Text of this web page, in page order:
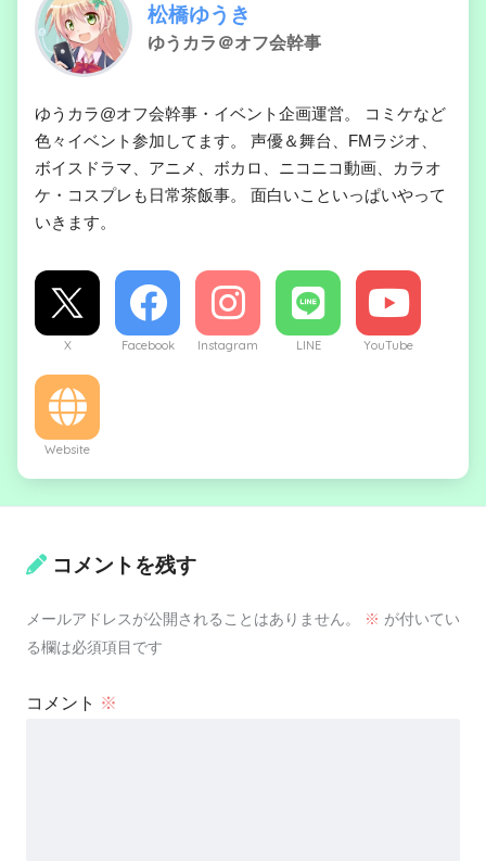
松橋ゆうき
ゆうカラ＠オフ会幹事
ゆうカラ@オフ会幹事・イベント企画運営。 コミケなど
色々イベント参加してます。 声優＆舞台、FMラジオ、
ボイスドラマ、アニメ、ボカロ、ニコニコ動画、カラオ
ケ・コスプレも日常茶飯事。 面白いこといっぱいやって
いきます。
X Facebook Instagram LINE YouTube
Website
コメントを残す
メールアドレスが公開されることはありません。 ※ が付いてい
る欄は必須項目です
コメント ※